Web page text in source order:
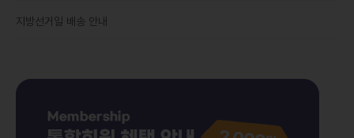
지방선거일 배송 안내